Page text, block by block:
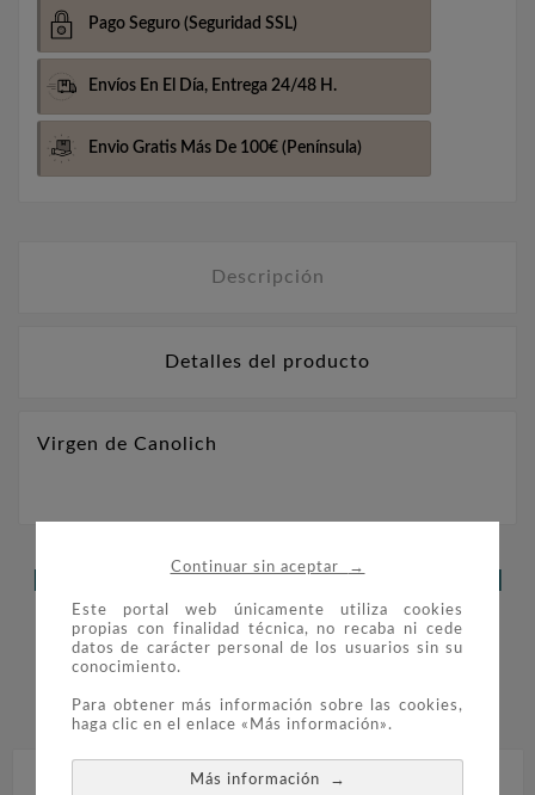
Continuar sin aceptar →
Este portal web únicamente utiliza cookies
propias con finalidad técnica, no recaba ni cede
datos de carácter personal de los usuarios sin su
conocimiento.
Para obtener más información sobre las cookies,
haga clic en el enlace «Más información».
Más información →
Pago Seguro (Seguridad SSL)
Envíos En El Día, Entrega 24/48 H.
Envio Gratis Más De 100€ (Península)
Descripción
Detalles del producto
Virgen de Canolich
LOS CLIENTES QUE ADQUIRIERON
ESTE PRODUCTO TAMBIÉN
COMPRARON:
 